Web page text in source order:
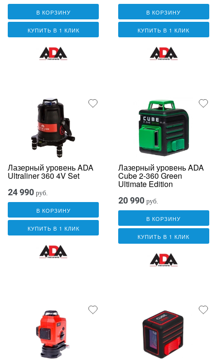
В КОРЗИНУ
КУПИТЬ В 1 КЛИК
В КОРЗИНУ
КУПИТЬ В 1 КЛИК
Лазерный уровень ADA
Ultraliner 360 4V Set
24 990 руб.
В КОРЗИНУ
КУПИТЬ В 1 КЛИК
Лазерный уровень ADA
Cube 2-360 Green
Ultimate Edition
20 990 руб.
В КОРЗИНУ
КУПИТЬ В 1 КЛИК